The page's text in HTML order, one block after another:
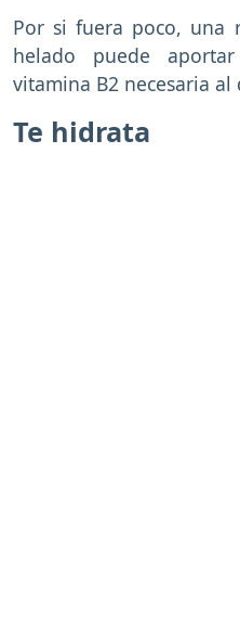
Por si fuera poco, una
helado puede
vitamina B2 necesaria al
Te hidrata